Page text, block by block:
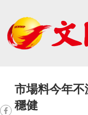
市場料今年
穩健